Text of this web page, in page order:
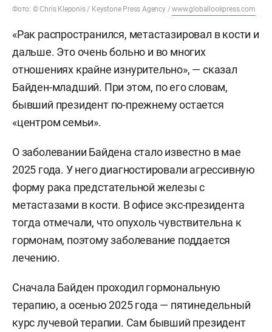
Фото: © Chris Kleponis / Keystone Press Agency /www.globallookpress.com
«Рак распространился, метастазировал в кости и
дальше. Это очень больно и во многих
отношениях крайне изнурительно», — сказал
Байден-младший. При этом, по его словам,
бывший президент по-прежнему остается
«центром семьи».
О заболевании Байдена стало известно в мае
2025 года. У него диагностировали агрессивную
форму рака предстательной железы с
метастазами в кости. В офисе экс-президента
тогда отмечали, что опухоль чувствительна к
гормонам, поэтому заболевание поддается
лечению.
Сначала Байден проходил гормональную
терапию, а осенью 2025 года — пятинедельный
курс лучевой терапии. Сам бывший президент